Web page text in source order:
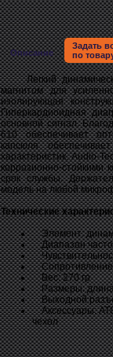
Описание
Задать
по
Легкий
магнитом для
изолирующая
Гиперкардиоидная
основной сигнал.
610 обеспечивает
капсюля
характеристик. Audio-
коррозионно-стойкими
срок службы.
модель на любой
Технические
Элемент:
Диапазон
Вес: 270 гр
Размеры: длина
Выходной
Аксессуары:
чехол